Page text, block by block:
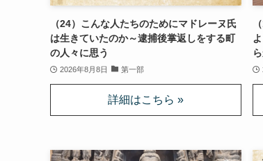
（24）こんな人たちのためにマドレーヌ氏
は生きていたのか～逮捕後掌返しをする町
の人々に思う
2026年8月8日 第一部